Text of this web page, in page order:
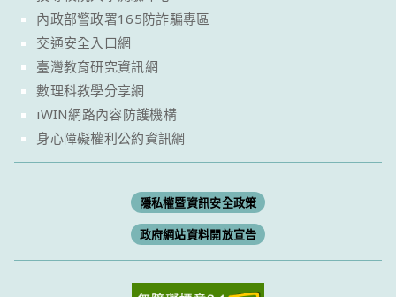
內政部警政署165防詐騙專區
交通安全入口網
臺灣教育研究資訊網
數理科教學分享網
iWIN網路內容防護機構
身心障礙權利公約資訊網
隱私權暨資訊安全政策
政府網站資料開放宣告